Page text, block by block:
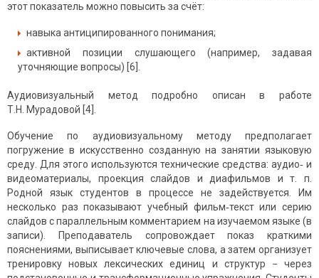
этот показатель можно повысить за счёт:
навыка антиципированного понимания;
активной позиции слушающего (например, задавая
уточняющие вопросы) [6].
Аудиовизуальный метод подробно описан в работе
Т.Н. Мурадовой [4].
Обучение по аудиовизуальному методу предполагает
погружение в искусственно созданную на занятии языковую
среду. Для этого используются технические средства: аудио‑ и
видеоматериалы, проекция слайдов и диафильмов и т. п.
Родной язык студентов в процессе не задействуется. Им
несколько раз показывают учебный фильм‑текст или серию
слайдов с параллельным комментарием на изучаемом языке (в
записи). Преподаватель сопровождает показ краткими
пояснениями, выписывает ключевые слова, а затем организует
тренировку новых лексических единиц и структур − через